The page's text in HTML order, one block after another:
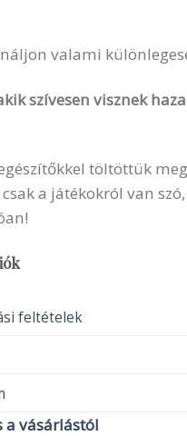
valami
szívesen visznek
töltöttük
a játékokról van
feltételek
a vásárlástól